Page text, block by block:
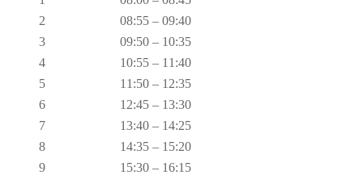
2
08:55 – 09:40
3
09:50 – 10:35
4
10:55 – 11:40
5
11:50 – 12:35
6
12:45 – 13:30
7
13:40 – 14:25
8
14:35 – 15:20
9
15:30 – 16:15